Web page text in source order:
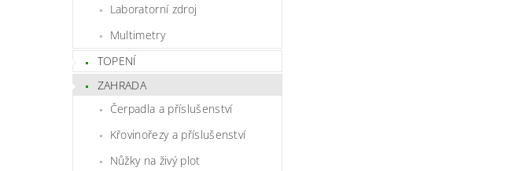
Laboratorní zdroj
Multimetry
TOPENÍ
ZAHRADA
Čerpadla a příslušenství
Křovinořezy a příslušenství
Nůžky na živý plot